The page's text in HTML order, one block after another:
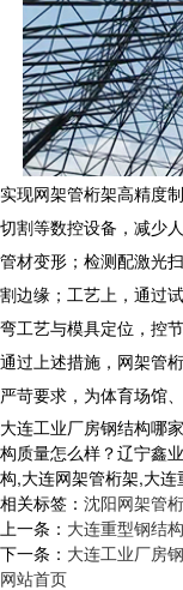
实现网架管桁架高精度
切割等数控设备，减少
管材变形；检测配激光
割边缘；工艺上，通过
弯工艺与模具定位，控
通过上述措施， 网架管
严苛要求，为体育场馆
大连工业厂房钢结构哪
构质量怎么样？辽宁鑫
构,大连网架管桁架,大
相关标签： 沈阳网架管
上一条： 大连重型钢结
下一条： 大连工业厂房
网站首页